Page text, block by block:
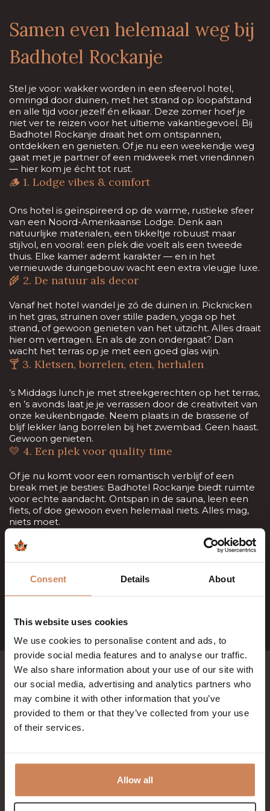
Consent Details About
This website uses cookies
We use cookies to personalise content and ads, to
provide social media features and to analyse our traffic.
We also share information about your use of our site with
our social media, advertising and analytics partners who
may combine it with other information that you’ve
provided to them or that they’ve collected from your use
of their services.
Allow all
Samen even helemaal weg bij
Badhotel Rockanje
Stel je voor: wakker worden in een sfeervol hotel,
omringd door duinen, met het strand op loopafstand
en alle tijd voor jezelf én elkaar. Deze zomer hoef je
niet ver te reizen voor het ultieme vakantiegevoel. Bij
Badhotel Rockanje draait het om ontspannen,
ontdekken en genieten. Of je nu een weekendje weg
gaat met je partner of een midweek met vriendinnen
— hier kom je écht tot rust.
🪵 1. Lodge vibes & comfort
Ons hotel is geïnspireerd op de warme, rustieke sfeer
van een Noord-Amerikaanse Lodge. Denk aan
natuurlijke materialen, een tikkeltje robuust maar
stijlvol, en vooral: een plek die voelt als een tweede
thuis. Elke kamer ademt karakter — en in het
vernieuwde duingebouw wacht een extra vleugje luxe.
🌾 2. De natuur als decor
Vanaf het hotel wandel je zó de duinen in. Picknicken
in het gras, struinen over stille paden, yoga op het
strand, of gewoon genieten van het uitzicht. Alles draait
hier om vertragen. En als de zon ondergaat? Dan
wacht het terras op je met een goed glas wijn.
🍸 3. Kletsen, borrelen, eten, herhalen
’s Middags lunch je met streekgerechten op het terras,
en ’s avonds laat je je verrassen door de creativiteit van
onze keukenbrigade. Neem plaats in de brasserie of
blijf lekker lang borrelen bij het zwembad. Geen haast.
Gewoon genieten.
💛 4. Een plek voor quality time
Of je nu komt voor een romantisch verblijf of een
break met je besties: Badhotel Rockanje biedt ruimte
voor echte aandacht. Ontspan in de sauna, leen een
fiets, of doe gewoon even helemaal niets. Alles mag,
niets moet.
vandaag nog je verblijf bij Badhotel Rockanje en ervaar
zelf hoe het voelt om écht weg te zijn — zonder ver te
Volgende nieuwsbericht
De maand van de liefde: waarom samen
weggaan beter is dan cadeaus